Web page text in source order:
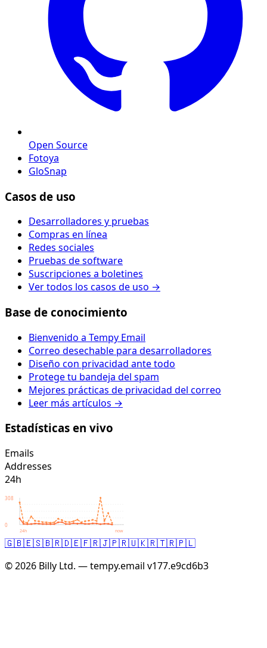
Open Source
Fotoya
GloSnap
Casos de uso
Desarrolladores y pruebas
Compras en línea
Redes sociales
Pruebas de software
Suscripciones a boletines
Ver todos los casos de uso →
Base de conocimiento
Bienvenido a Tempy Email
Correo desechable para desarrolladores
Diseño con privacidad ante todo
Protege tu bandeja del spam
Mejores prácticas de privacidad del correo
Leer más artículos →
Estadísticas en vivo
Emails
Addresses
24h
308
0
24h now
🇬🇧🇪🇸🇧🇷🇩🇪🇫🇷🇯🇵🇷🇺🇰🇷🇹🇷🇵🇱
© 2026 Billy Ltd. — tempy.email v177.e9cd6b3